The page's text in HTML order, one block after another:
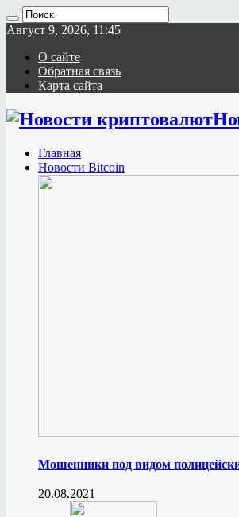
Август 9, 2026, 11:45
О сайте
Обратная связь
Карта сайта
Главная
Новости Bitcoin
Мошенники под видом
20.08.2021